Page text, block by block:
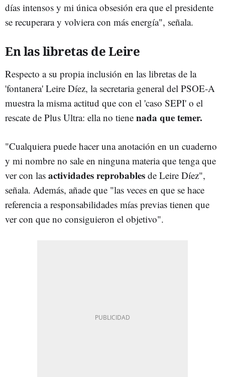
días intensos y mi única obsesión era que el presidente
se recuperara y volviera con más energía", señala.
En las libretas de Leire
Respecto a su propia inclusión en las libretas de la
'fontanera' Leire Díez, la secretaria general del PSOE-A
muestra la misma actitud que con el 'caso SEPI' o el
rescate de Plus Ultra: ella no tiene nada que temer.
"Cualquiera puede hacer una anotación en un cuaderno
y mi nombre no sale en ninguna materia que tenga que
ver con las actividades reprobables de Leire Díez",
señala. Además, añade que "las veces en que se hace
referencia a responsabilidades mías previas tienen que
ver con que no consiguieron el objetivo".